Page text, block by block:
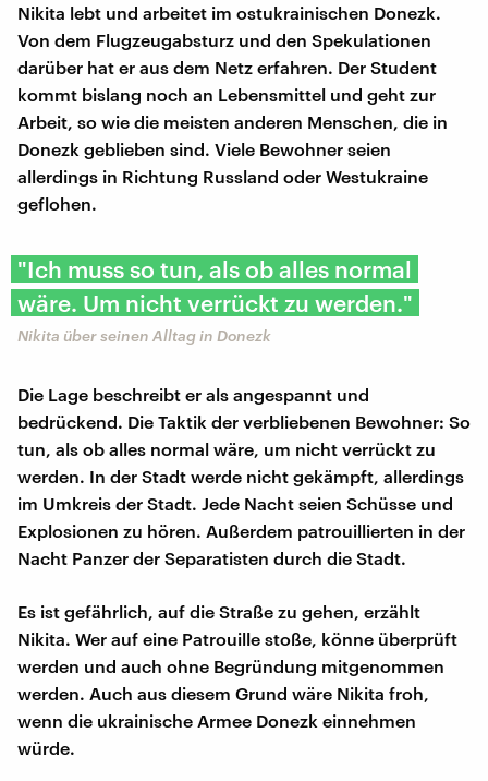
Nikita lebt und arbeitet im ostukrainischen Donezk.
Von dem Flugzeugabsturz und den Spekulationen
darüber hat er aus dem Netz erfahren. Der Student
kommt bislang noch an Lebensmittel und geht zur
Arbeit, so wie die meisten anderen Menschen, die in
Donezk geblieben sind. Viele Bewohner seien
allerdings in Richtung Russland oder Westukraine
geflohen.
"Ich muss so tun, als ob alles normal
wäre. Um nicht verrückt zu werden."
Nikita über seinen Alltag in Donezk
Die Lage beschreibt er als angespannt und
bedrückend. Die Taktik der verbliebenen Bewohner: So
tun, als ob alles normal wäre, um nicht verrückt zu
werden. In der Stadt werde nicht gekämpft, allerdings
im Umkreis der Stadt. Jede Nacht seien Schüsse und
Explosionen zu hören. Außerdem patrouillierten in der
Nacht Panzer der Separatisten durch die Stadt.
Es ist gefährlich, auf die Straße zu gehen, erzählt
Nikita. Wer auf eine Patrouille stoße, könne überprüft
werden und auch ohne Begründung mitgenommen
werden. Auch aus diesem Grund wäre Nikita froh,
wenn die ukrainische Armee Donezk einnehmen
würde.